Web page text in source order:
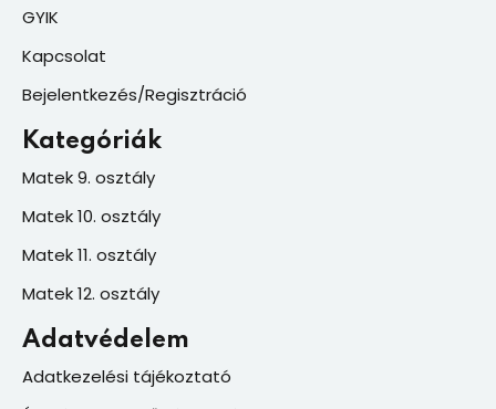
GYIK
Kapcsolat
Bejelentkezés/Regisztráció
Kategóriák
Matek 9. osztály
Matek 10. osztály
Matek 11. osztály
Matek 12. osztály
Adatvédelem
Adatkezelési tájékoztató